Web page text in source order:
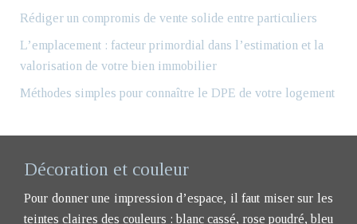
Rédiger un compromis de vente solide entre particuliers
L’emplacement : facteur primordial dans l’estimation et la
valorisation de votre bien immobilier
Méthodes simples pour connaître le DPE de votre logement
Décoration et couleur
Pour donner une impression d’espace, il faut miser sur les
teintes claires des couleurs : blanc cassé, rose poudré, bleu